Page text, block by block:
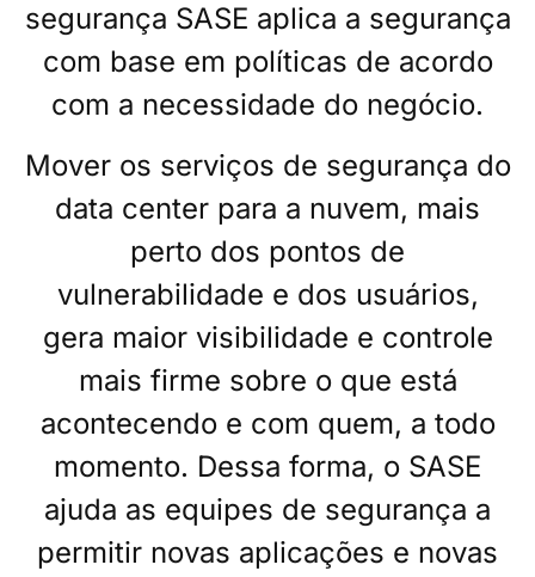
segurança SASE aplica a segurança
com base em políticas de acordo
com a necessidade do negócio.
Mover os serviços de segurança do
data center para a nuvem, mais
perto dos pontos de
vulnerabilidade e dos usuários,
gera maior visibilidade e controle
mais firme sobre o que está
acontecendo e com quem, a todo
momento. Dessa forma, o SASE
ajuda as equipes de segurança a
permitir novas aplicações e novas